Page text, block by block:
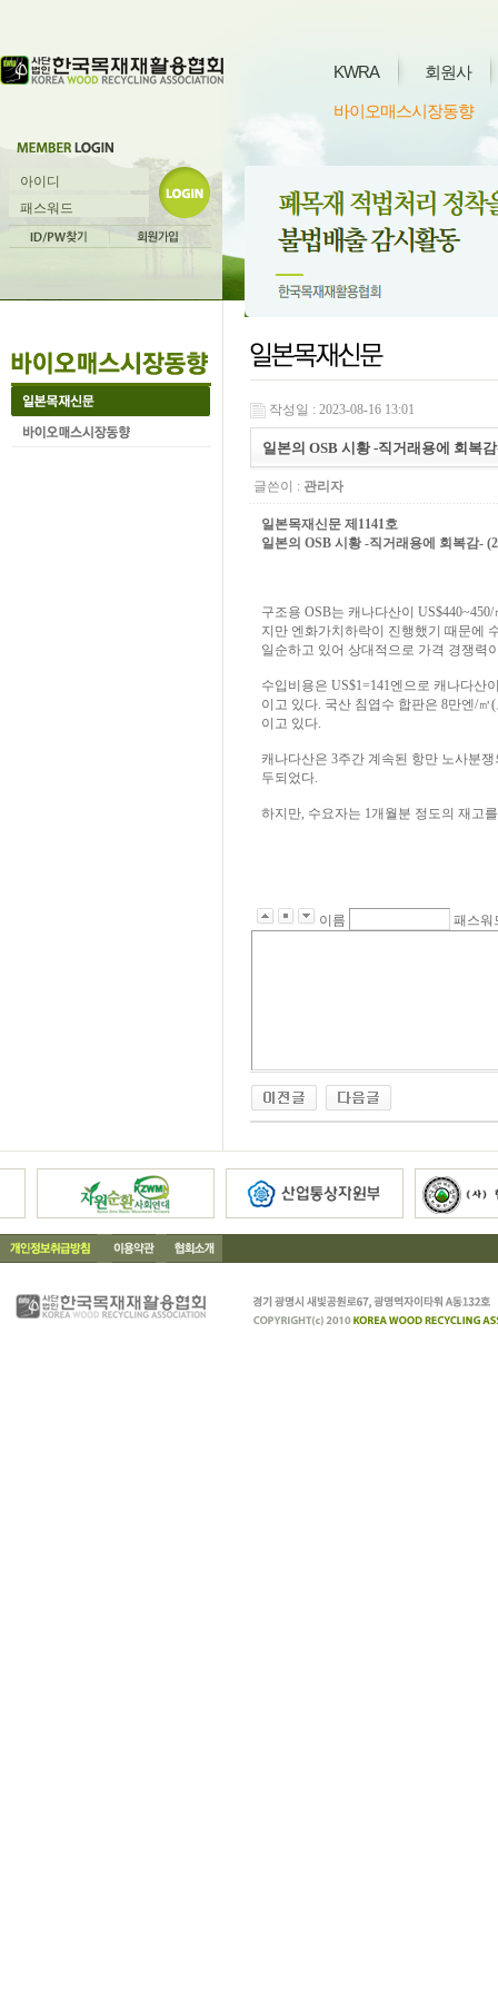
KWRA 회원사
바이오매스시장동향
작성일 : 2023-08-16 13:01
일본의 OSB 시황 -직거래용에 회복
글쓴이 : 관리자
일본목재신문 제1141호
일본의 OSB 시황 -직거래용에 회복감-
구조용 OSB는 캐나다산이
지만 엔화가치하락이 진행했기 때문에
일순하고 있어 상대적으로 가격 경쟁력
수입비용은 US$1=141엔으로 캐나다산
이고 있다. 국산 침엽수 합판은 8만엔/
이고 있다.
캐나다산은 3주간 계속된 항만 노사분
두되었다.
하지만, 수요자는 1개월분 정도의 재고
이름 패스